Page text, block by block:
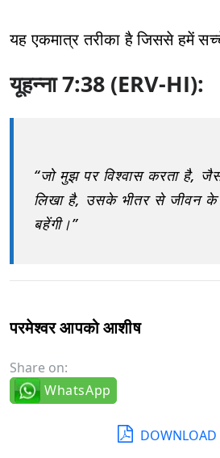
यह एकमात्र तरीका है जिससे हमें
यूहन्ना 7:38 (ERV-HI):
“जो मुझ पर विश्वास करता है,
लिखा है, उसके भीतर से जीवन के
बहेंगी।”
परमेश्वर आपको आशीष
Share on:
WhatsApp
DOWNLOAD